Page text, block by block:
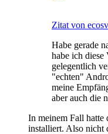
Zitat von
Habe gerade
habe ich diese
gelegentlich
"echten"
meine
aber auch die
In meinem Fall hatte
installiert. Also nicht